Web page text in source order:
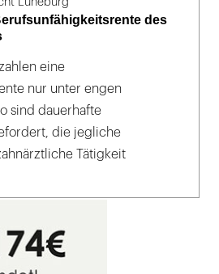
des
eine
nur unter engen
sind dauerhafte
die jegliche
Tätigkeit